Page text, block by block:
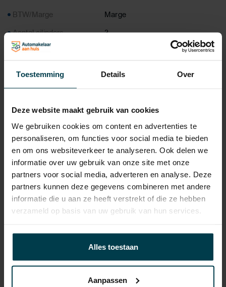
Toestemming Details Over
Deze website maakt gebruik van cookies
We gebruiken cookies om content en advertenties te
personaliseren, om functies voor social media te bieden
en om ons websiteverkeer te analyseren. Ook delen we
informatie over uw gebruik van onze site met onze
partners voor social media, adverteren en analyse. Deze
partners kunnen deze gegevens combineren met andere
informatie die u aan ze heeft verstrekt of die ze hebben
verzameld op basis van uw gebruik van hun services.
Alles toestaan
Aanpassen
BTW/Marge
Marge
Aantal cilinders
3
Emissieklasse
Vermogen
100% onderhouden?
Topsnelheid
205 km/h
Carrosserie
Stationwagon
Tankinhoud
48 Liter
Gewicht
1275 KG
Max. trekgewicht
1300 KG
Laadvermogen
595 KG
APK
tot 16-01-2027
aanwezig?
Ja, dealeronderhouden
22 %